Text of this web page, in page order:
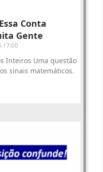
Conta
Gente
17:00
Inteiros Uma questão
sinais matemáticos.